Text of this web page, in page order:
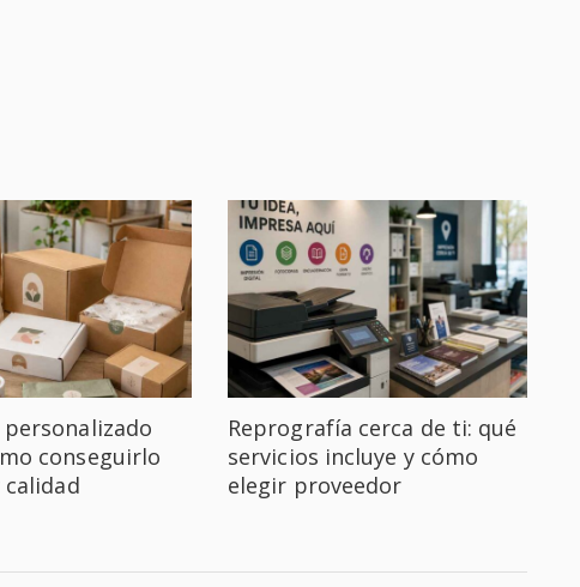
personalizado
conseguirlo
Reprografía cerca de ti: qué
servicios incluye y cómo
elegir proveedor